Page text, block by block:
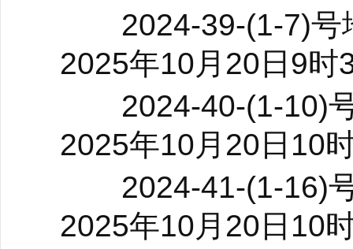
2024-39-(1-7)号
2025年10月20日9时
2024-40-(1-10)号
2025年10月20日10
2024-41-(1-16)号
2025年10月20日10